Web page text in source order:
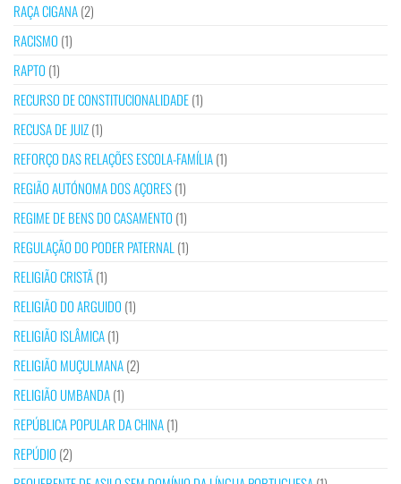
RAÇA CIGANA(2)
RACISMO (1)
RAPTO (1)
RECURSO DE CONSTITUCIONALIDADE(1)
RECUSA DE JUIZ(1)
REFORÇO DAS RELAÇÕES ESCOLA-FAMÍLIA(1)
REGIÃO AUTÓNOMA DOS AÇORES(1)
REGIME DE BENS DO CASAMENTO (1)
REGULAÇÃO DO PODER PATERNAL (1)
RELIGIÃO CRISTÃ(1)
RELIGIÃO DO ARGUIDO (1)
RELIGIÃO ISLÂMICA(1)
RELIGIÃO MUÇULMANA(2)
RELIGIÃO UMBANDA(1)
REPÚBLICA POPULAR DA CHINA(1)
REPÚDIO (2)